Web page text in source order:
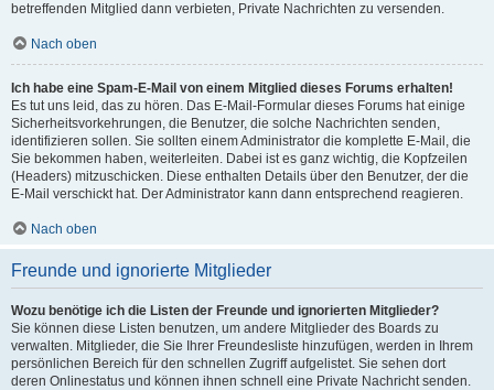
betreffenden Mitglied dann verbieten, Private Nachrichten zu versenden.
Nach oben
Ich habe eine Spam-E-Mail von einem Mitglied dieses Forums erhalten!
Es tut uns leid, das zu hören. Das E-Mail-Formular dieses Forums hat einige
Sicherheitsvorkehrungen, die Benutzer, die solche Nachrichten senden,
identifizieren sollen. Sie sollten einem Administrator die komplette E-Mail, die
Sie bekommen haben, weiterleiten. Dabei ist es ganz wichtig, die Kopfzeilen
(Headers) mitzuschicken. Diese enthalten Details über den Benutzer, der die
E-Mail verschickt hat. Der Administrator kann dann entsprechend reagieren.
Nach oben
Freunde und ignorierte Mitglieder
Wozu benötige ich die Listen der Freunde und ignorierten Mitglieder?
Sie können diese Listen benutzen, um andere Mitglieder des Boards zu
verwalten. Mitglieder, die Sie Ihrer Freundesliste hinzufügen, werden in Ihrem
persönlichen Bereich für den schnellen Zugriff aufgelistet. Sie sehen dort
deren Onlinestatus und können ihnen schnell eine Private Nachricht senden.